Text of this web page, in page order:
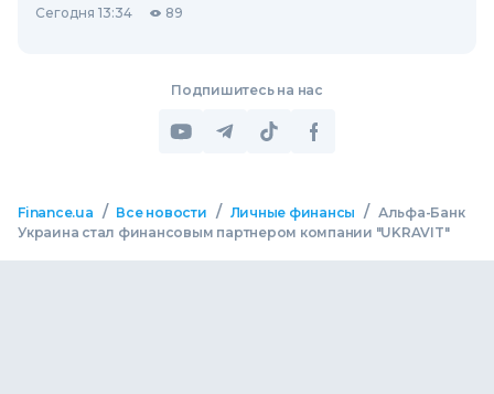
Сегодня 13:34 89
Подпишитесь на нас
Finance.ua / Все новости / Личные финансы / Альфа-Банк
Украина стал финансовым партнером компании "UKRAVIT"